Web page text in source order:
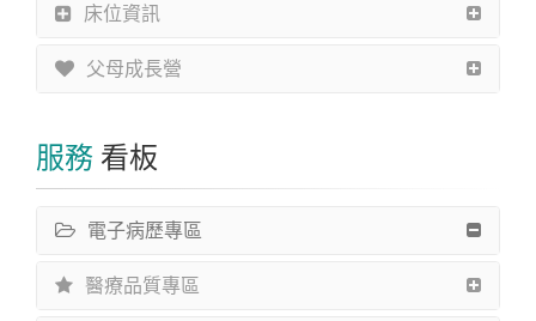
床位資訊
父母成長營
服務 看板
電子病歷專區
醫療品質專區